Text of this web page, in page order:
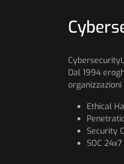
Dal 1994
Ethical
Security
SOC 24x7